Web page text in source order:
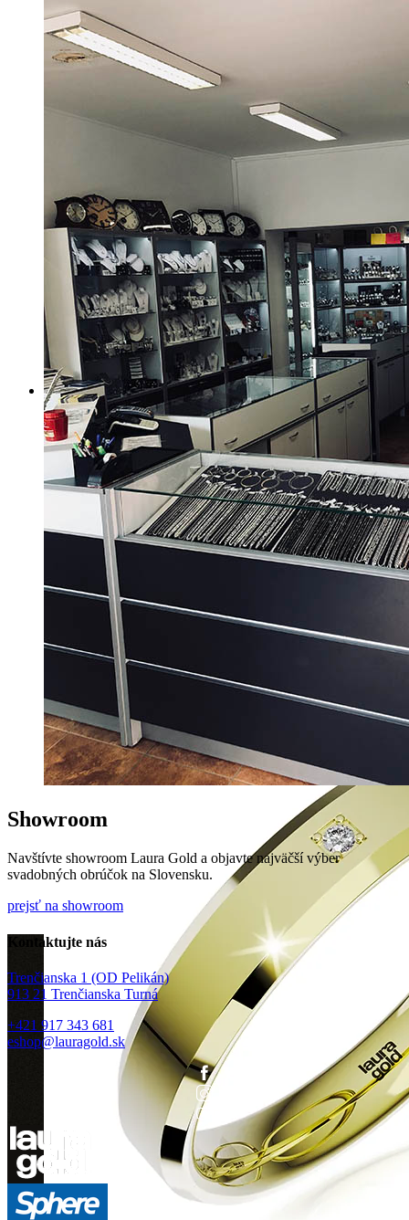
Twin Rings
Zásnubné prstne z kolekcie Twin Rings.
Svadobné obrúčky
Showroom
Navštívte showroom Laura Gold a objavte najväčší výber
svadobných obrúčok na Slovensku.
prejsť na showroom
Kontaktujte nás
Trenčianska 1 (OD Pelikán)
913 21 Trenčianska Turná
+421 917 343 681
eshop@lauragold.sk